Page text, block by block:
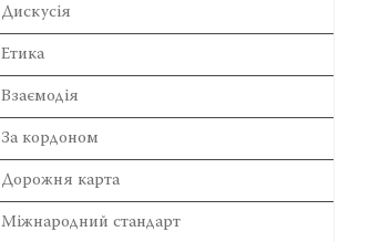
Дискусія
Етика
Взаємодія
За кордоном
Дорожня карта
Міжнародний стандарт